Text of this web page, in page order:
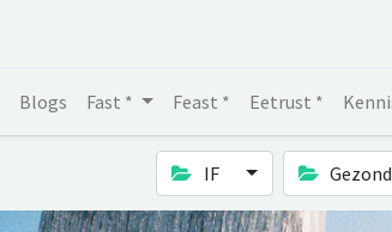
Blogs Fast * Feast * Eetrust *
IF